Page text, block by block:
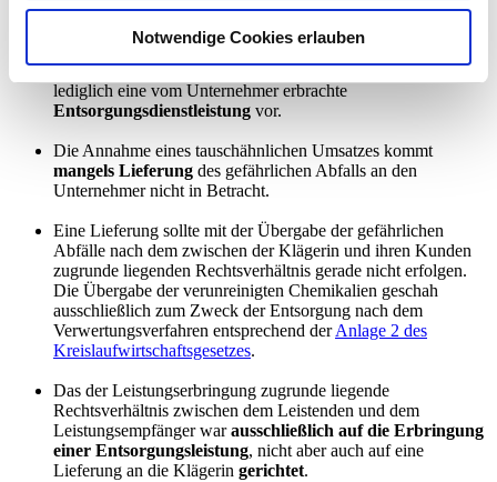
Notwendige Cookies erlauben
ausschließlichen Zweck der gesetzlich angeordneten
Entsorgung nach einem inAnlage 2 des
Kreislaufwirtschaftsgesetzes
zur Rückgewinnung/Regenerierung von Abfällen, liegt
lediglich eine vom Unternehmer erbrachte
Entsorgungsdienstleistung vor.
Die Annahme eines tauschähnlichen Umsatzes kommt
mangels Lieferung des gefährlichen Abfalls an den
Unternehmer nicht in Betracht.
Eine Lieferung sollte mit der Übergabe der gefährlichen
Abfälle nach dem zwischen der Klägerin und ihren Kunden
zugrunde liegenden Rechtsverhältnis gerade nicht erfolgen.
Die Übergabe der verunreinigten Chemikalien geschah
ausschließlich zum Zweck der Entsorgung nach dem
Verwertungsverfahren entsprechend derAnlage 2 des
Kreislaufwirtschaftsgesetzes.
Das der Leistungserbringung zugrunde liegende
Rechtsverhältnis zwischen dem Leistenden und dem
Leistungsempfänger warausschließlich auf die Erbringung
einer Entsorgungsleistung, nicht aber auch auf eine
Lieferung an die Klägerin gerichtet.